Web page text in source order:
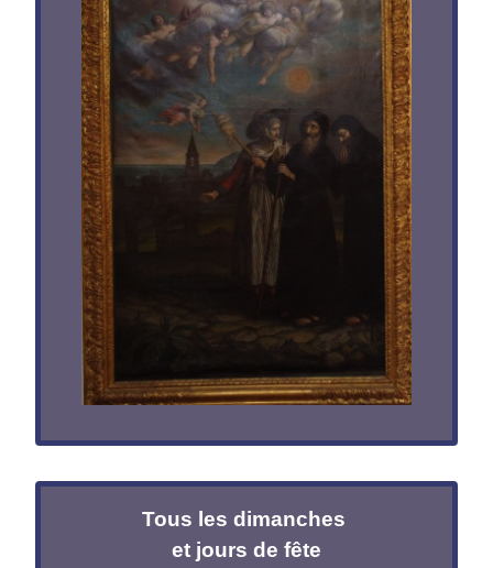
Tous les dimanches
et jours de fête